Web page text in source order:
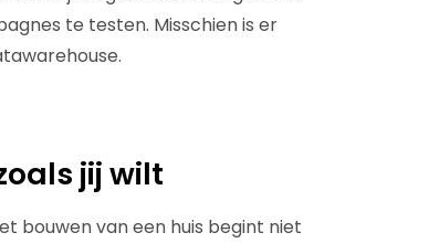
te testen. Misschien is er
jij wilt
bouwen van een huis begint niet